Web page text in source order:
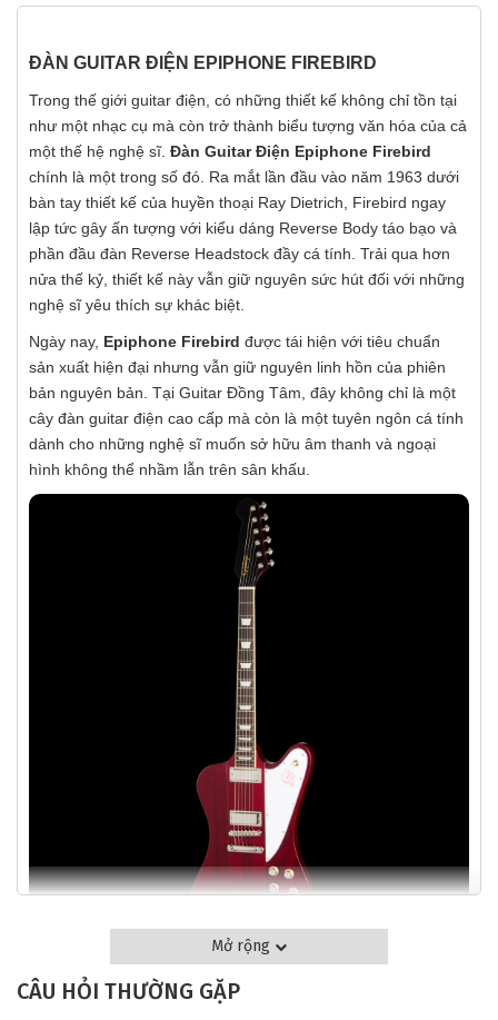
ĐÀN GUITAR ĐIỆN EPIPHONE FIREBIRD
Trong thế giới guitar điện, có những thiết kế không chỉ tồn tại
như một nhạc cụ mà còn trở thành biểu tượng văn hóa của cả
một thế hệ nghệ sĩ. Đàn Guitar Điện Epiphone Firebird
chính là một trong số đó. Ra mắt lần đầu vào năm 1963 dưới
bàn tay thiết kế của huyền thoại Ray Dietrich, Firebird ngay
lập tức gây ấn tượng với kiểu dáng Reverse Body táo bạo và
phần đầu đàn Reverse Headstock đầy cá tính. Trải qua hơn
nửa thế kỷ, thiết kế này vẫn giữ nguyên sức hút đối với những
nghệ sĩ yêu thích sự khác biệt.
Ngày nay, Epiphone Firebird được tái hiện với tiêu chuẩn
sản xuất hiện đại nhưng vẫn giữ nguyên linh hồn của phiên
bản nguyên bản. Tại Guitar Đồng Tâm, đây không chỉ là một
cây đàn guitar điện cao cấp mà còn là một tuyên ngôn cá tính
dành cho những nghệ sĩ muốn sở hữu âm thanh và ngoại
hình không thể nhầm lẫn trên sân khấu.
TỔNG QUAN VỀ ĐÀN GUITAR ĐIỆN EPIPHONE
Mở rộng
CÂU HỎI THƯỜNG GẶP